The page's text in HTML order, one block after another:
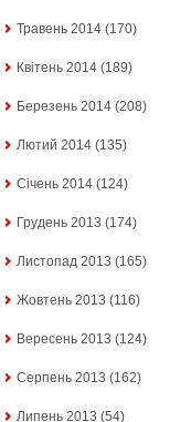
Травень 2014 (170)
Квітень 2014 (189)
Березень 2014 (208)
Лютий 2014 (135)
Січень 2014 (124)
Грудень 2013 (174)
Листопад 2013 (165)
Жовтень 2013 (116)
Вересень 2013 (124)
Серпень 2013 (162)
Липень 2013 (54)